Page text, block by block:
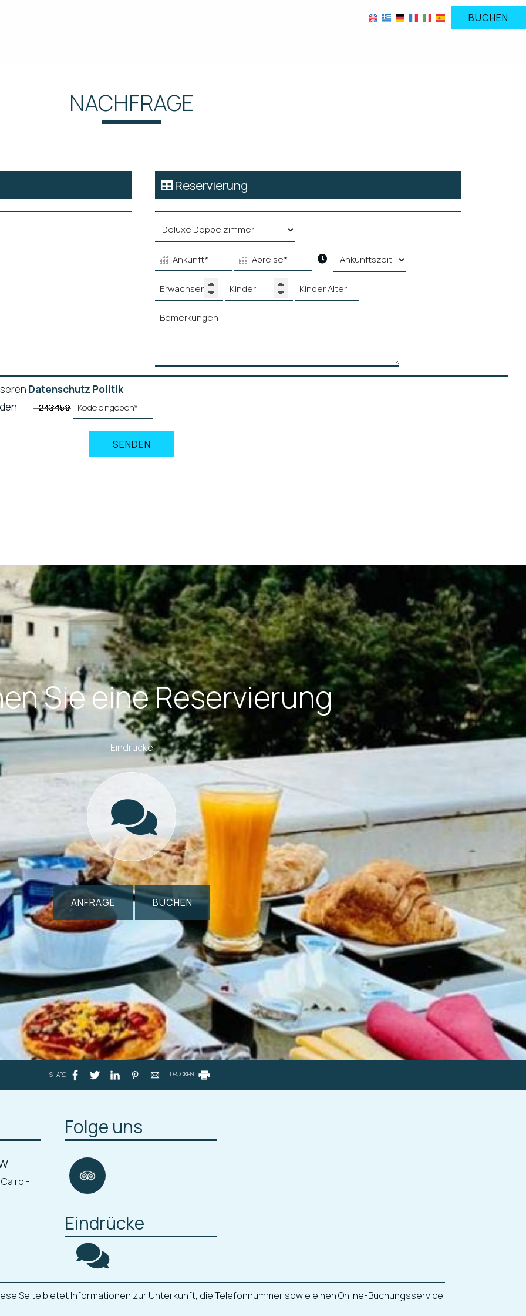
BUCHEN
NACHFRAGE
Reservierung
Datenschutz Politik
SENDEN
Sie eine Reservierung
Eindrücke
ANFRAGE BUCHEN
SHARE DRUCKEN
-
Folge uns
Eindrücke
Seite bietet Informationen zur Unterkunft, die Telefonnummer sowie einen Online-Buchungsservice.